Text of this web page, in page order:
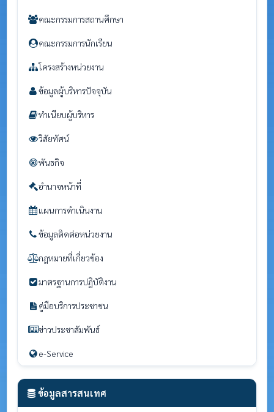
คณะกรรมการสถานศึกษา
คณะกรรมการนักเรียน
โครงสร้างหน่วยงาน
ข้อมูลผู้บริหารปัจจุบัน
ทำเนียบผู้บริหาร
วิสัยทัศน์
พันธกิจ
อำนาจหน้าที่
แผนการดำเนินงาน
ข้อมูลติดต่อหน่วยงาน
กฎหมายที่เกี่ยวข้อง
มาตรฐานการปฏิบัติงาน
คู่มือบริการประชาชน
ข่าวประชาสัมพันธ์
e-Service
ข้อมูลสารสนเทศ